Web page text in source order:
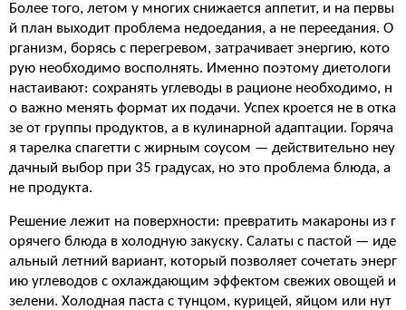
Более того, летом у многих снижается аппетит, и на первы
й план выходит проблема недоедания, а не переедания. О
рганизм, борясь с перегревом, затрачивает энергию, кото
рую необходимо восполнять. Именно поэтому диетологи
настаивают: сохранять углеводы в рационе необходимо, н
о важно менять формат их подачи. Успех кроется не в отка
зе от группы продуктов, а в кулинарной адаптации. Горяча
я тарелка спагетти с жирным соусом — действительно неу
дачный выбор при 35 градусах, но это проблема блюда, а
не продукта.
Решение лежит на поверхности: превратить макароны из г
орячего блюда в холодную закуску. Салаты с пастой — иде
альный летний вариант, который позволяет сочетать энерг
ию углеводов с охлаждающим эффектом свежих овощей и
зелени. Холодная паста с тунцом, курицей, яйцом или нут